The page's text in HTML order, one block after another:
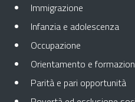
Immigrazione
Infanzia e adolescenza
Occupazione
Orientamento e
Parità e pari opportunità